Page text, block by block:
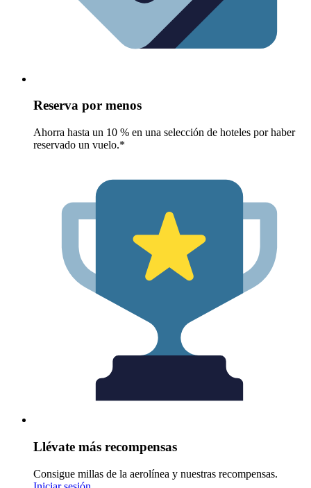
Reserva por menos
Ahorra hasta un 10 % en una selección de hoteles por haber
reservado un vuelo.*
Llévate más recompensas
Consigue millas de la aerolínea y nuestras recompensas.